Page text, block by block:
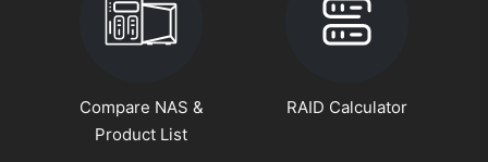
Compare NAS &
Product List
RAID Calculator